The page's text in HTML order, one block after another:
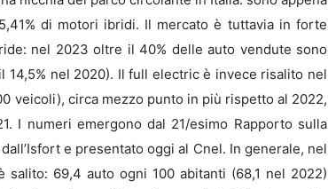
di motori ibridi. Il mercato è tuttavia in forte
nel 2023 oltre il 40% delle auto vendute sono
14,5% nel 2020). Il full electric è invece risalito nel
veicoli), circa mezzo punto in più rispetto al 2022,
I numeri emergono dal 21/esimo Rapporto sulla
e presentato oggi al Cnel. In generale, nel
69,4 auto ogni 100 abitanti (68,1 nel 2022)